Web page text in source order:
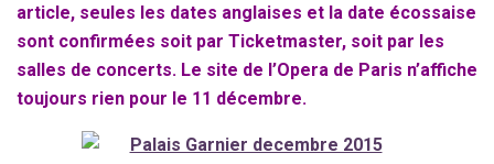
article, seules les dates anglaises et la date écossaise
sont confirmées soit par Ticketmaster, soit par les
salles de concerts. Le site de l’Opera de Paris n’affiche
toujours rien pour le 11 décembre.